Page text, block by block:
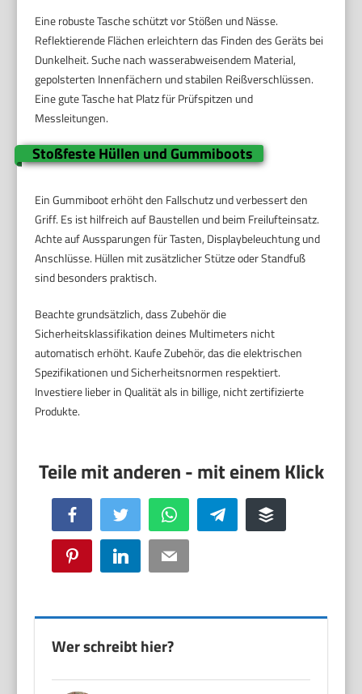
Eine robuste Tasche schützt vor Stößen und Nässe.
Reflektierende Flächen erleichtern das Finden des Geräts bei
Dunkelheit. Suche nach wasserabweisendem Material,
gepolsterten Innenfächern und stabilen Reißverschlüssen.
Eine gute Tasche hat Platz für Prüfspitzen und
Messleitungen.
Stoßfeste Hüllen und Gummiboots
Ein Gummiboot erhöht den Fallschutz und verbessert den
Griff. Es ist hilfreich auf Baustellen und beim Freilufteinsatz.
Achte auf Aussparungen für Tasten, Displaybeleuchtung und
Anschlüsse. Hüllen mit zusätzlicher Stütze oder Standfuß
sind besonders praktisch.
Beachte grundsätzlich, dass Zubehör die
Sicherheitsklassifikation deines Multimeters nicht
automatisch erhöht. Kaufe Zubehör, das die elektrischen
Spezifikationen und Sicherheitsnormen respektiert.
Investiere lieber in Qualität als in billige, nicht zertifizierte
Produkte.
Facebook Twitter WhatsApp Telegram Buffer
Pinterest LinkedIn Email
Wer schreibt hier?